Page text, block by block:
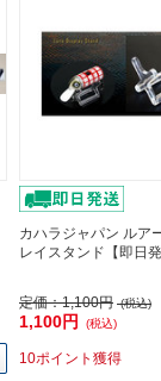
カハラジャパン ルア
レイスタンド【即日発
定価：1,100円 (税込)
1,100円 (税込)
10ポイント獲得